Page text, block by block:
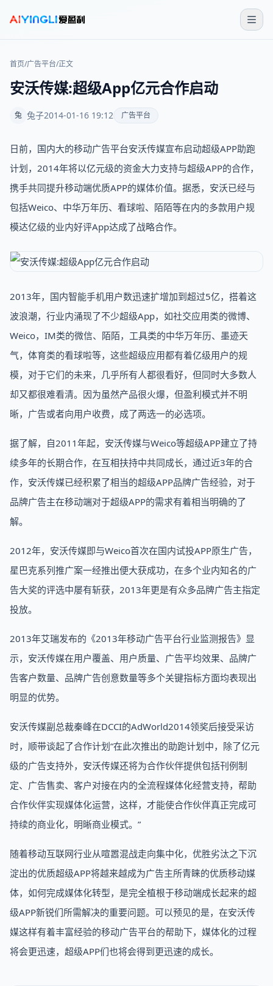
首页/广告平台/正文
安沃传媒:超级App亿元合作启动
兔 兔子2014-01-16 19:12 广告平台
日前，国内大的移动广告平台安沃传媒宣布启动超级APP助跑
计划，2014年将以亿元级的资金大力支持与超级APP的合作，
携手共同提升移动端优质APP的媒体价值。据悉，安沃已经与
包括Weico、中华万年历、看球啦、陌陌等在内的多款用户规
模达亿级的业内好评App达成了战略合作。
2013年，国内智能手机用户数迅速扩增加到超过5亿，搭着这
波浪潮，行业内涌现了不少超级App，如社交应用类的微博、
Weico，IM类的微信、陌陌，工具类的中华万年历、墨迹天
气，体育类的看球啦等，这些超级应用都有着亿级用户的规
模，对于它们的未来，几乎所有人都很看好，但同时大多数人
却又都很难看清。因为虽然产品很火爆，但盈利模式并不明
晰，广告或者向用户收费，成了两选一的必选项。
据了解，自2011年起，安沃传媒与Weico等超级APP建立了持
续多年的长期合作，在互相扶持中共同成长，通过近3年的合
作，安沃传媒已经积累了相当的超级APP品牌广告经验，对于
品牌广告主在移动端对于超级APP的需求有着相当明确的了
解。
2012年，安沃传媒即与Weico首次在国内试投APP原生广告，
星巴克系列推广案一经推出便大获成功，在多个业内知名的广
告大奖的评选中屡有斩获，2013年更是有众多品牌广告主指定
投放。
2013年艾瑞发布的《2013年移动广告平台行业监测报告》显
示，安沃传媒在用户覆盖、用户质量、广告平均效果、品牌广
告客户数量、品牌广告创意数量等多个关键指标方面均表现出
明显的优势。
安沃传媒副总裁秦峰在DCCI的AdWorld2014领奖后接受采访
时，顺带谈起了合作计划“在此次推出的助跑计划中，除了亿元
级的广告支持外，安沃传媒还将为合作伙伴提供包括刊例制
定、广告售卖、客户对接在内的全流程媒体化经营支持，帮助
合作伙伴实现媒体化运营，这样，才能使合作伙伴真正完成可
持续的商业化，明晰商业模式。”
随着移动互联网行业从喧嚣混战走向集中化，优胜劣汰之下沉
淀出的优质超级APP将越来越成为广告主所青睐的优质移动媒
体，如何完成媒体化转型，是完全植根于移动端成长起来的超
级APP新锐们所需解决的重要问题。可以预见的是，在安沃传
媒这样有着丰富经验的移动广告平台的帮助下，媒体化的过程
将会更迅速，超级APP们也将会得到更迅速的成长。